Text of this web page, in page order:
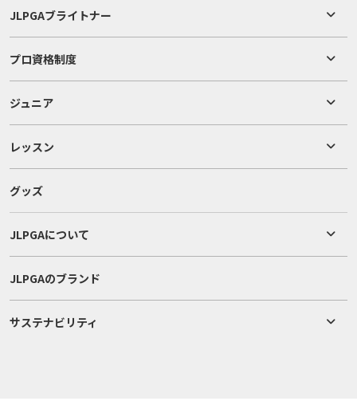
JLPGAブライトナー
プロ資格制度
ジュニア
レッスン
グッズ
JLPGAについて
JLPGAのブランド
サステナビリティ